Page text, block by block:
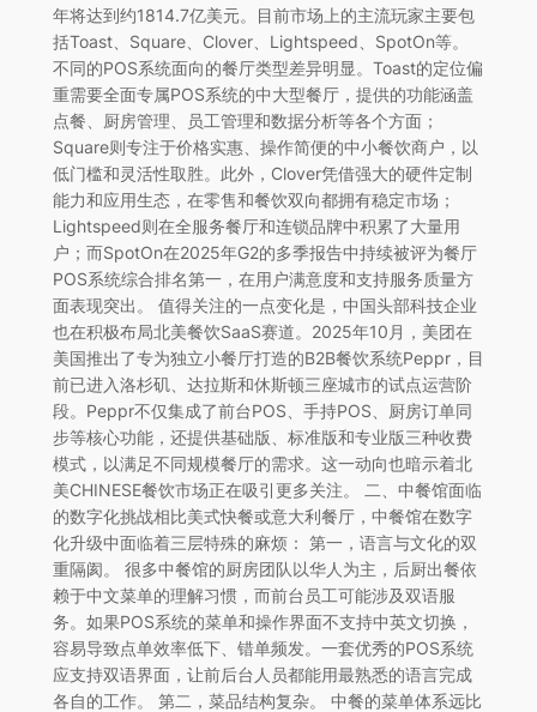
年将达到约1814.7亿美元。目前市场上的主流玩家主要包
括Toast、Square、Clover、Lightspeed、SpotOn等。
不同的POS系统面向的餐厅类型差异明显。Toast的定位偏
重需要全面专属POS系统的中大型餐厅，提供的功能涵盖
点餐、厨房管理、员工管理和数据分析等各个方面；
Square则专注于价格实惠、操作简便的中小餐饮商户，以
低门槛和灵活性取胜。此外，Clover凭借强大的硬件定制
能力和应用生态，在零售和餐饮双向都拥有稳定市场；
Lightspeed则在全服务餐厅和连锁品牌中积累了大量用
户；而SpotOn在2025年G2的多季报告中持续被评为餐厅
POS系统综合排名第一，在用户满意度和支持服务质量方
面表现突出。 值得关注的一点变化是，中国头部科技企业
也在积极布局北美餐饮SaaS赛道。2025年10月，美团在
美国推出了专为独立小餐厅打造的B2B餐饮系统Peppr，目
前已进入洛杉矶、达拉斯和休斯顿三座城市的试点运营阶
段。Peppr不仅集成了前台POS、手持POS、厨房订单同
步等核心功能，还提供基础版、标准版和专业版三种收费
模式，以满足不同规模餐厅的需求。这一动向也暗示着北
美CHINESE餐饮市场正在吸引更多关注。 二、中餐馆面临
的数字化挑战相比美式快餐或意大利餐厅，中餐馆在数字
化升级中面临着三层特殊的麻烦： 第一，语言与文化的双
重隔阂。 很多中餐馆的厨房团队以华人为主，后厨出餐依
赖于中文菜单的理解习惯，而前台员工可能涉及双语服
务。如果POS系统的菜单和操作界面不支持中英文切换，
容易导致点单效率低下、错单频发。一套优秀的POS系统
应支持双语界面，让前后台人员都能用最熟悉的语言完成
各自的工作。 第二，菜品结构复杂。 中餐的菜单体系远比